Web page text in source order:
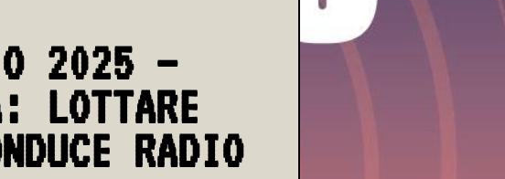
2025 –
LOTTARE
RADIO